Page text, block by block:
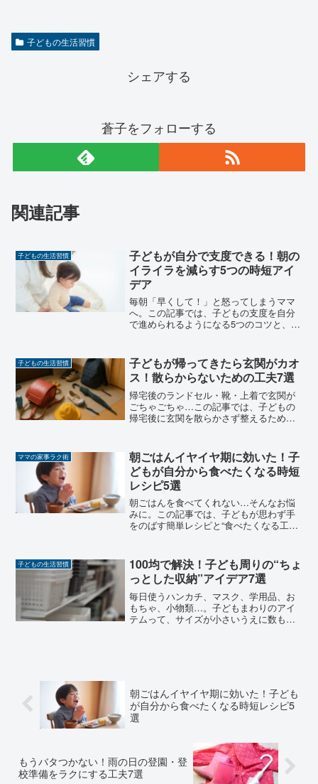
子どもの生活習慣
シェアする
蒼子をフォローする
関連記事
子どもの生活習慣
子どもが自分で支度できる！朝の
イライラを減らす5つの時短アイ
デア
毎朝「早くして！」と怒ってしまうママ
へ。この記事では、子どもの支度を自分
で進められるようになる5つのコツと、年
子どもの生活習慣
子どもが帰ってきたら玄関がカオ
ス！散らからないための工夫7選
帰宅後のランドセル・靴・上着で玄関が
ごちゃごちゃ…この記事では、子どもの
帰宅後に玄関を散らかさず整えるための
ママの家事ラク術
朝ごはんイヤイヤ期に効いた！子
どもが自分から食べたくなる時短
レシピ5選
朝ごはんを食べてくれない…そんなお悩
みに。この記事では、子どもが思わず手
をのばす簡単レシピと“食べたくなる工
子どもの生活習慣
100均で解決！子ども周りの“ちょ
っとした収納”アイデア7選
毎日使うハンカチ、マスク、学用品、お
もちゃ、小物類…。子どもまわりのアイ
テムって、サイズが小さいうえに数も多
朝ごはんイヤイヤ期に効いた！子ども
が自分から食べたくなる時短レシピ5
選
もうバタつかない！雨の日の登園・登
校準備をラクにする工夫7選